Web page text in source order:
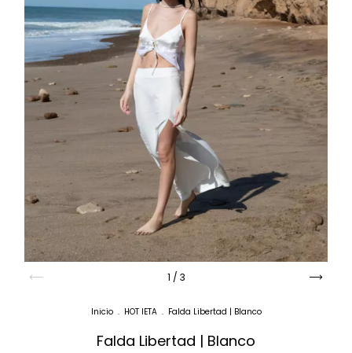
1 / 3
Inicio . HOT IETA . Falda Libertad | Blanco
Falda Libertad | Blanco